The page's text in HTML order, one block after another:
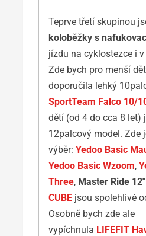
Teprve třetí skupinou
koloběžky s
jízdu na cyklostezce i
Zde bych pro menší
doporučila lehký
SportTeam Falco 10/
dětí (od 4 do cca 8 let)
12palcový model. Zde
výběr: Yedoo Basic
Yedoo Basic Wzoom,
Three, Master Ride 12″
CUBE jsou spolehlivé
Osobně bych zde ale
vypíchnula LIFEFIT